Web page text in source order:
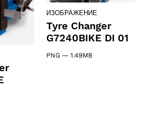
ИЗОБРАЖЕНИЕ
Tyre Changer
G7240BIKE DI 01
PNG — 1.49MB